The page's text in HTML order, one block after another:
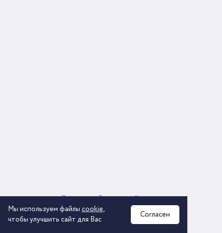
2026 © ООО «КОМОС ГРУПП» «Торговая компания»
О компании Соглашение
Политика обработки персональных данных
Контакты
Мы используем файлы cookie,
чтобы улучшить сайт для Вас
Согласен